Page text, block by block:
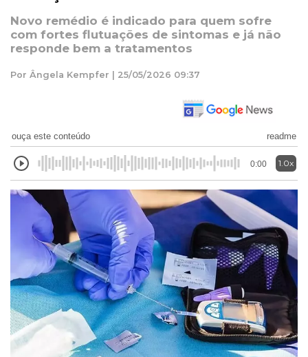
Novo remédio é indicado para quem sofre
com fortes flutuações de sintomas e já não
responde bem a tratamentos
Por Ângela Kempfer | 25/05/2026 09:37
ouça este conteúdo readme
0:00 1.0x